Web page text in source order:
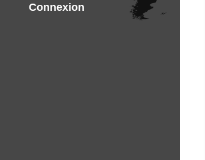
Connexion